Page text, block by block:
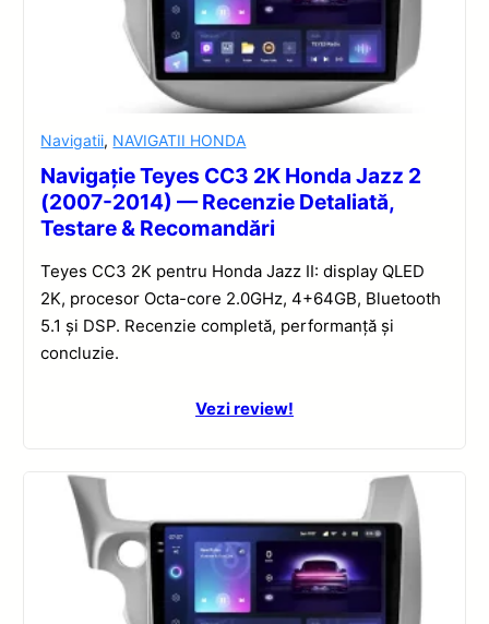
Navigatii, NAVIGATII HONDA
Navigație Teyes CC3 2K Honda Jazz 2
(2007-2014) — Recenzie Detaliată,
Testare & Recomandări
Teyes CC3 2K pentru Honda Jazz II: display QLED
2K, procesor Octa-core 2.0GHz, 4+64GB, Bluetooth
5.1 și DSP. Recenzie completă, performanță și
concluzie.
Vezi review!